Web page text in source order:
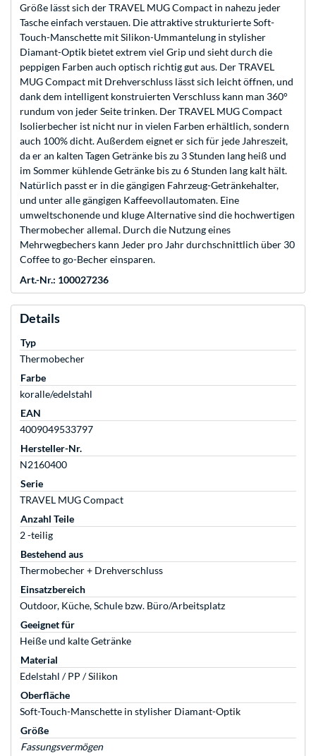
Größe lässt sich der TRAVEL MUG Compact in nahezu jeder
Tasche einfach verstauen. Die attraktive strukturierte Soft-
Touch-Manschette mit Silikon-Ummantelung in stylisher
Diamant-Optik bietet extrem viel Grip und sieht durch die
peppigen Farben auch optisch richtig gut aus. Der TRAVEL
MUG Compact mit Drehverschluss lässt sich leicht öffnen, und
dank dem intelligent konstruierten Verschluss kann man 360°
rundum von jeder Seite trinken. Der TRAVEL MUG Compact
Isolierbecher ist nicht nur in vielen Farben erhältlich, sondern
auch 100% dicht. Außerdem eignet er sich für jede Jahreszeit,
da er an kalten Tagen Getränke bis zu 3 Stunden lang heiß und
im Sommer kühlende Getränke bis zu 6 Stunden lang kalt hält.
Natürlich passt er in die gängigen Fahrzeug-Getränkehalter,
und unter alle gängigen Kaffeevollautomaten. Eine
umweltschonende und kluge Alternative sind die hochwertigen
Thermobecher allemal. Durch die Nutzung eines
Mehrwegbechers kann Jeder pro Jahr durchschnittlich über 30
Coffee to go-Becher einsparen.
Art.-Nr.: 100027236
Details
Typ
Thermobecher
Farbe
koralle/edelstahl
EAN
4009049533797
Hersteller-Nr.
N2160400
Serie
TRAVEL MUG Compact
Anzahl Teile
2 -teilig
Bestehend aus
Thermobecher + Drehverschluss
Einsatzbereich
Outdoor, Küche, Schule bzw. Büro/Arbeitsplatz
Geeignet für
Heiße und kalte Getränke
Material
Edelstahl / PP / Silikon
Oberfläche
Soft-Touch-Manschette in stylisher Diamant-Optik
Größe
Fassungsvermögen